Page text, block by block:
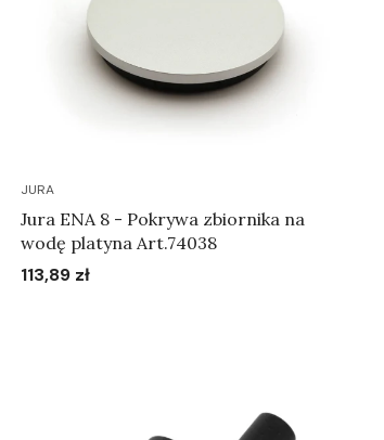
JURA
Jura ENA 8 - Pokrywa zbiornika na
wodę platyna Art.74038
Cena
113,89 zł